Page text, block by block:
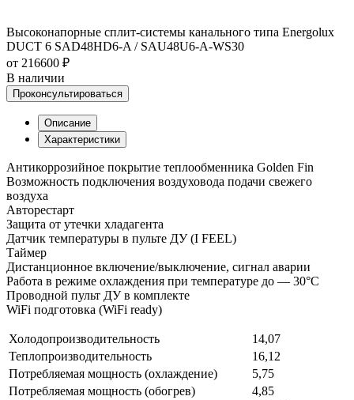
Высоконапорные сплит-системы канального типа Energolux
DUCT 6 SAD48HD6-A / SAU48U6-A-WS30
от 216600 ₽
В наличии
Проконсультироваться
Описание
Характеристики
Антикоррозийное покрытие теплообменника Golden Fin
Возможность подключения воздуховода подачи свежего
воздуха
Авторестарт
Защита от утечки хладагента
Датчик температуры в пульте ДУ (I FEEL)
Таймер
Дистанционное включение/выключение, сигнал аварии
Работа в режиме охлаждения при температуре до — 30°C
Проводной пульт ДУ в комплекте
WiFi подготовка (WiFi ready)
Холодопроизводительность
14,07
Теплопроизводительность
16,12
Потребляемая мощность (охлаждение)
5,75
Потребляемая мощность (обогрев)
4,85